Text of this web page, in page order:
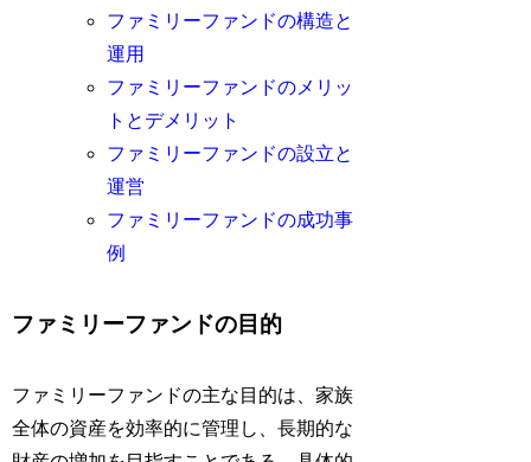
ファミリーファンドの構造と
運用
ファミリーファンドのメリッ
トとデメリット
ファミリーファンドの設立と
運営
ファミリーファンドの成功事
例
ファミリーファンドの目的
ファミリーファンドの主な目的は、家族
全体の資産を効率的に管理し、長期的な